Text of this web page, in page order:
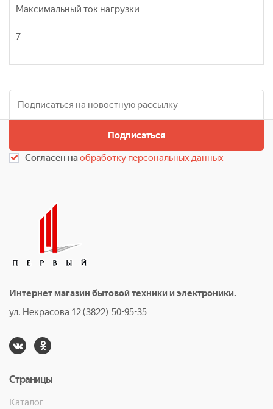
Максимальный ток нагрузки
7
Подписаться
Согласен наобработку персональных данных
Интернет магазин бытовой техники и электроники.
ул. Некрасова 12 (3822) 50-95-35
Страницы
Каталог